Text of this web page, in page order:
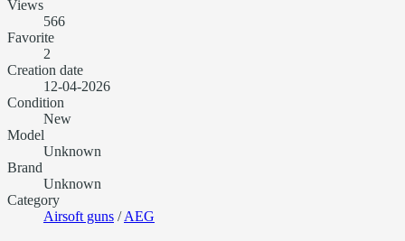
Views
566
Favorite
2
Creation date
12-04-2026
Condition
New
Model
Unknown
Brand
Unknown
Category
Airsoft guns /AEG